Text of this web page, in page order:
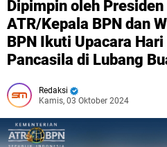
Dipimpin oleh
ATR/Kepala BPN dan
BPN Ikuti Upacara
Pancasila di Lubang
Redaksi
Kamis, 03 Oktober 2024